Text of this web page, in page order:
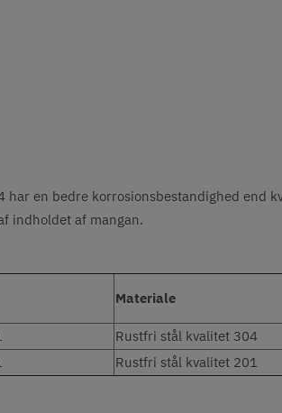
en bedre korrosionsbestandighed end
indholdet af mangan.
Materiale
Rustfri stål kvalitet 304
Rustfri stål kvalitet 201